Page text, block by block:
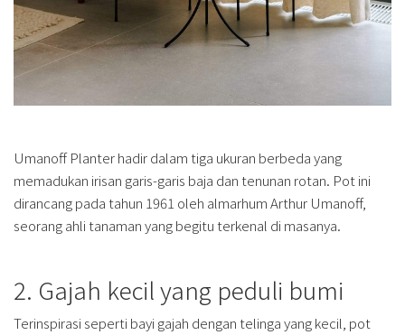
Umanoff Planter hadir dalam tiga ukuran berbeda yang
memadukan irisan garis-garis baja dan tenunan rotan. Pot ini
dirancang pada tahun 1961 oleh almarhum Arthur Umanoff,
seorang ahli tanaman yang begitu terkenal di masanya.
2. Gajah kecil yang peduli bumi
Terinspirasi seperti bayi gajah dengan telinga yang kecil, pot